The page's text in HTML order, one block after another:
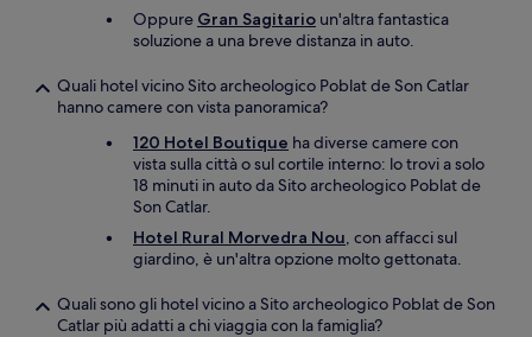
Oppure Gran Sagitario un'altra fantastica
soluzione a una breve distanza in auto.
Quali hotel vicino Sito archeologico Poblat de Son Catlar
hanno camere con vista panoramica?
120 Hotel Boutique ha diverse camere con
vista sulla città o sul cortile interno: lo trovi a solo
18 minuti in auto da Sito archeologico Poblat de
Son Catlar.
Hotel Rural Morvedra Nou, con affacci sul
giardino, è un'altra opzione molto gettonata.
Quali sono gli hotel vicino a Sito archeologico Poblat de Son
Catlar più adatti a chi viaggia con la famiglia?